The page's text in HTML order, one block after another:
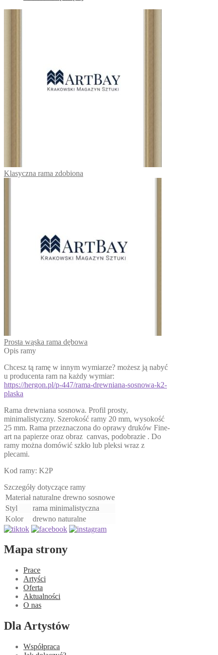
Klasyczna rama zdobiona
Prosta wąska rama dębowa
Opis ramy
Chcesz tą ramę w innym wymiarze? możesz ją nabyć
u producenta ram na każdy wymiar:
https://hergon.pl/p-447/rama-drewniana-sosnowa-k2-
plaska
Rama drewniana sosnowa. Profil prosty,
minimalistyczny. Szerokość ramy 20 mm, wysokość
25 mm. Rama przeznaczona do oprawy druków Fine-
art na papierze oraz obraz canvas, podobrazie . Do
ramy można domówić szkło lub pleksi wraz z
plecami.
Kod ramy: K2P
Szczegóły dotyczące ramy
Materiał naturalne drewno sosnowe
Styl
rama minimalistyczna
Kolor
drewno naturalne
Mapa strony
Prace
Artyści
Oferta
Aktualności
O nas
Dla Artystów
Współpraca